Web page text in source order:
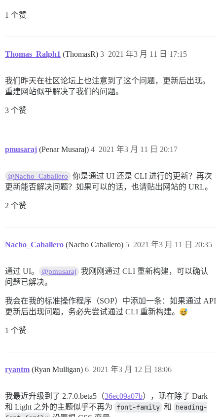
1 个赞
Thomas_Ralph1 (ThomasR) 2021 年3 月 11 日 17:15
3
我们昨天在社区论坛上也注意到了这个问题，更新后出现。
重建网站似乎解决了我们的问题。
3 个赞
pmusaraj (Penar Musaraj) 2021 年3 月 11 日 20:17
4
@Nacho_Caballero
你是通过 UI 还是 CLI 进行的更新？再次
更新能否解决问题？如果可以的话，也请贴出网站的 URL。
2 个赞
Nacho_Caballero (Nacho Caballero) 2021 年3 月 11 日 20:35
5
通过 UI。 @pmusaraj
我刚刚通过 CLI 重新构建，可以确认
问题已解决。
我会在我的标准操作程序（SOP）中添加一条：如果通过 API
更新后出现问题，务必先尝试通过 CLI 重新构建。
1 个赞
ryantm (Ryan Mulligan) 2021 年3 月 12 日 18:06
6
我最近升级到了 2.7.0.beta5（36ec09a07b），现在除了 Dark
和 Light 之外的主题似乎不再为 font-family 和
heading-